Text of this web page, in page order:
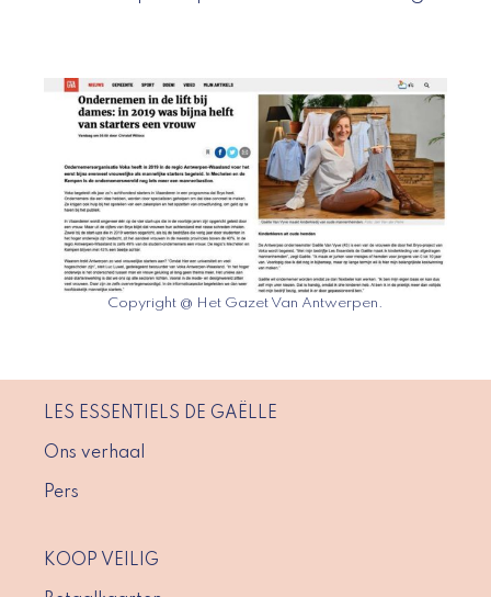
Copyright @ Het Gazet Van Antwerpen.
LES ESSENTIELS DE GAËLLE
Ons verhaal
Pers
KOOP VEILIG